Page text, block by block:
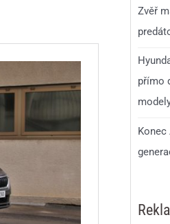
Zvěř
přímo
Konec